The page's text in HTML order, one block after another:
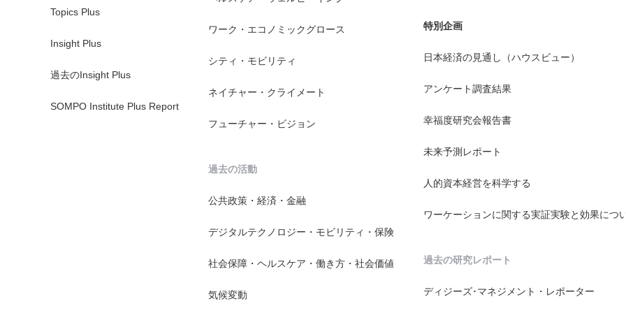
Topics Plus
Insight Plus
過去のInsight Plus
SOMPO Institute Plus Report
ワーク・エコノミックグロース
シティ・モビリティ
ネイチャー・クライメート
フューチャー・ビジョン
過去の活動
公共政策・経済・金融
デジタルテクノロジー・モビリティ・保険
社会保障・ヘルスケア・働き方・社会価値
気候変動
特別企画
日本経済の見通し（ハウスビュー）
アンケート調査結果
幸福度研究会報告書
未来予測レポート
人的資本経営を科学する
ワーケーションに関する実証実験と効果につ
過去の研究レポート
ディジーズ･マネジメント・レポーター